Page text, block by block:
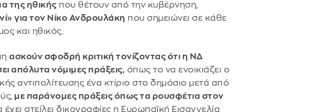
της ηθικής που θέτουν από την κυβέρνηση,
για τον Νίκο Ανδρουλάκη που σημειώνει σε κάθε
και ηθικός.
ασκούν σφοδρή κριτική τονίζοντας ότι η ΝΔ
απόλυτα νόμιμες πράξεις, όπως το να ενοικιάζει ο
αντιπολίτευσης ένα κτίριο στο δημόσιο μετά από
με παράνομες πράξεις όπως τα ρουσφέτια στον
έχει στείλει δικογραφίες η Ευρωπαϊκή Εισαγγελία